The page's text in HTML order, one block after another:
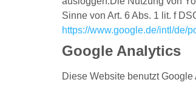
Sinne von Art. 6 Abs. 1 lit. f
https://www.google.de/intl/de/
Google Analytics
Diese Website benutzt